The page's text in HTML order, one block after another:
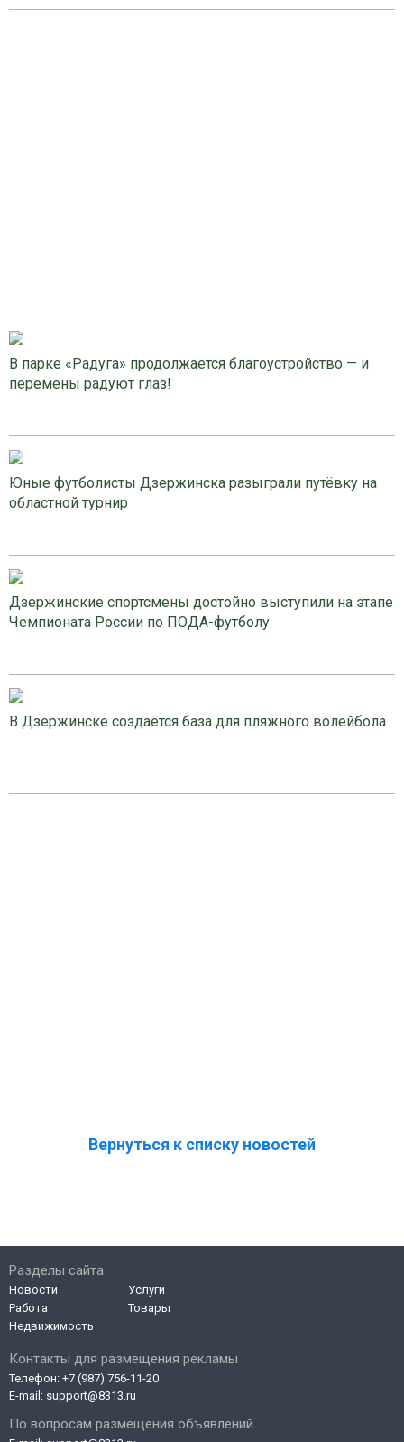
В парке «Радуга» продолжается благоустройство — и
перемены радуют глаз!
Юные футболисты Дзержинска разыграли путёвку на
областной турнир
Дзержинские спортсмены достойно выступили на этапе
Чемпионата России по ПОДА-футболу
В Дзержинске создаётся база для пляжного волейбола
Вернуться к списку новостей
Контакты для размещения рекламы
Телефон: +7 (987) 756-11-20
E-mail: support@8313.ru
По вопросам размещения объявлений
Разделы сайта
Новости
Работа
Недвижимость
Услуги
Товары